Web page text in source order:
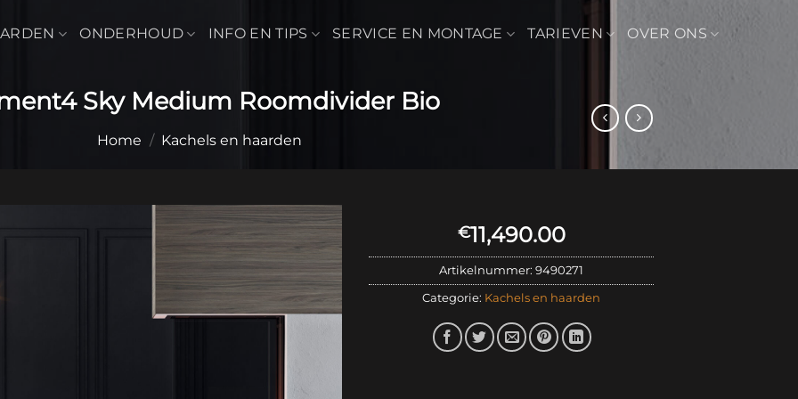
ONDERHOUD INFO EN TIPS SERVICE EN MONTAGE TARIEVEN OVER ONS
Sky Medium Roomdivider Bio
Home / Kachels en haarden
€11,490.00
Artikelnummer: 9490271
Categorie: Kachels en haarden